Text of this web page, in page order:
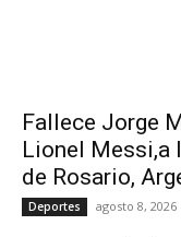
Fallece Jorge
Lionel Messi,a
de Rosario,
Deportes agosto 8, 2026